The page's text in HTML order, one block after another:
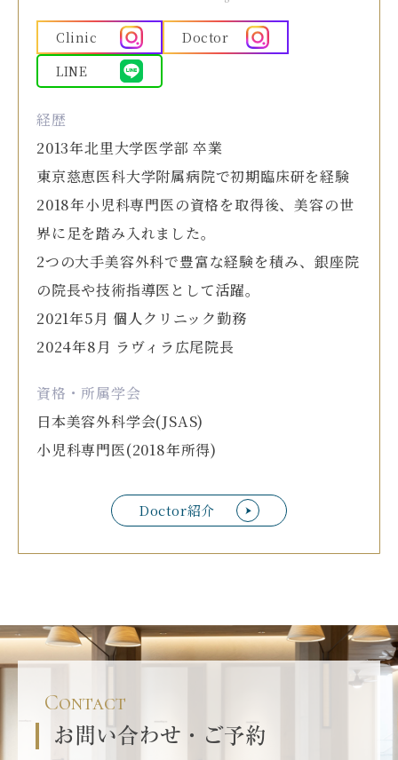
Doctor紹介
Clinic
Doctor
LINE
経歴
2013年北里大学医学部 卒業
東京慈恵医科大学附属病院で初期臨床研を経験
2018年小児科専門医の資格を取得後、美容の世
界に足を踏み入れました。
2つの大手美容外科で豊富な経験を積み、銀座院
の院長や技術指導医として活躍。
2021年5月 個人クリニック勤務
2024年8月 ラヴィラ広尾院長
資格・所属学会
日本美容外科学会(JSAS)
小児科専門医(2018年所得)
Contact
お問い合わせ・ご予約